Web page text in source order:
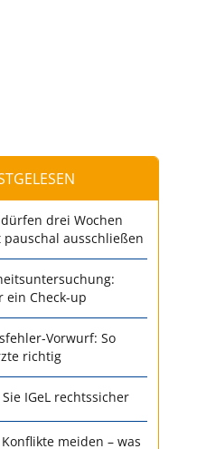
drei Wochen
ausschließen
ein Check-up
Vorwurf: So
richtig
IGeL rechtssicher
meiden – was